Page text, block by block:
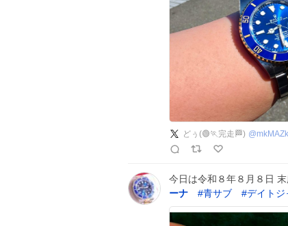
どぅ(🟢🏃完走🏁) @
今日は令和８年８月８日
ーナ
#青サブ #デイトジ